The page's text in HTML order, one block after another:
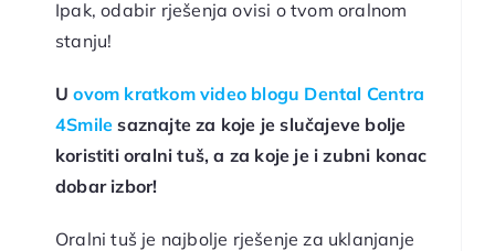
Ipak, odabir rješenja ovisi o tvom oralnom
stanju!
Uovom kratkom video blogu Dental Centra
4Smile saznajte za koje je slučajeve bolje
koristiti oralni tuš, a za koje je i zubni konac
dobar izbor!
Oralni tuš je najbolje rješenje za uklanjanje